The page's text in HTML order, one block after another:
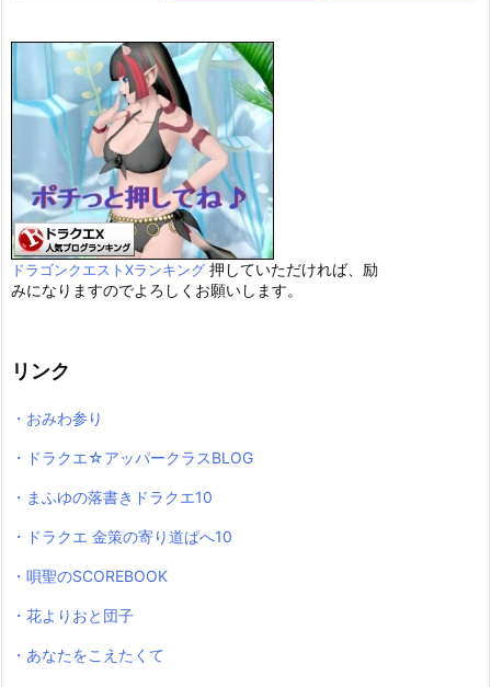
ドラゴンクエストXランキング 押していただければ、励
みになりますのでよろしくお願いします。
リンク
・おみわ参り
・ドラクエ☆アッパークラスBLOG
・まふゆの落書きドラクエ10
・ドラクエ 金策の寄り道ぱへ10
・唄聖のSCOREBOOK
・花よりおと団子
・あなたをこえたくて